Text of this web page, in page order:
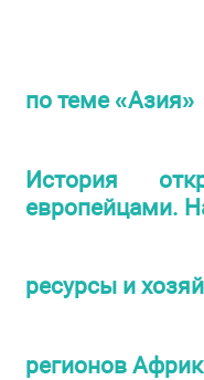
по теме «Азия»
История
европейцами.
ресурсы и
регионов